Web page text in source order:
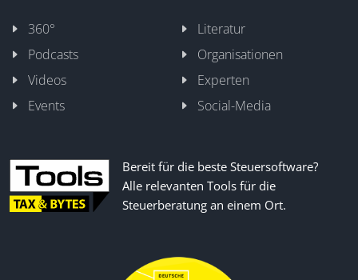
360°
Literatur
Podcasts
Organisationen
Videos
Experten
Events
Social-Media
Bereit für die beste Steuersoftware?
Alle relevanten Tools für die
Steuerberatung an einem Ort.